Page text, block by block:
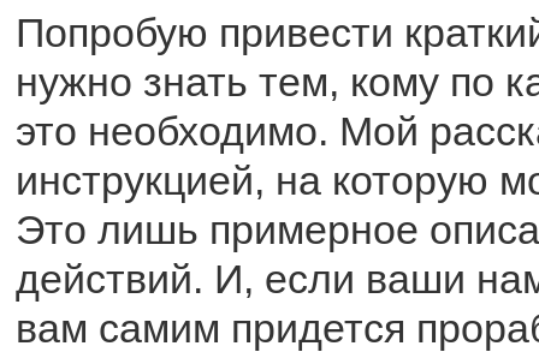
Попробую привести
нужно знать тем, кому по
это необходимо. Мой
инструкцией, на которую
Это лишь примерное
действий. И, если ваши
вам самим придется